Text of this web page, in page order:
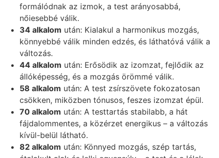
formálódnak az izmok, a test arányosabbá,
nőiesebbé válik.
34 alkalom után: Kialakul a harmonikus mozgás,
könnyebbé válik minden edzés, és láthatóvá válik a
változás.
44 alkalom után: Erősödik az izomzat, fejlődik az
állóképesség, és a mozgás örömmé válik.
58 alkalom után: A test zsírszövete fokozatosan
csökken, miközben tónusos, feszes izomzat épül.
70 alkalom után: A testtartás stabilabb, a hát
fájdalommentes, a közérzet energikus – a változás
kívül-belül látható.
82 alkalom után: Könnyed mozgás, szép tartás,